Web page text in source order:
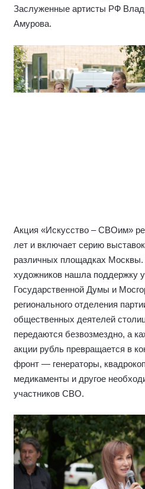
Заслуженные артисты РФ
Амурова.
Акция «Искусство – СВОим»
лет и включает серию
различных площадках Москвы.
художников нашла поддержку
Государственной Думы и
регионального отделения
общественных деятелей
передаются безвозмездно, а
акции рубль превращается в
фронт — генераторы,
медикаменты и другое
участников СВО.